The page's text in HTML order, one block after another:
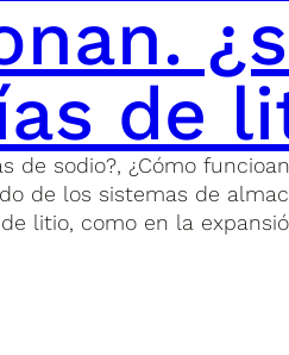
de
de sodio?, ¿Cómo
de los sistemas de
litio, como en la